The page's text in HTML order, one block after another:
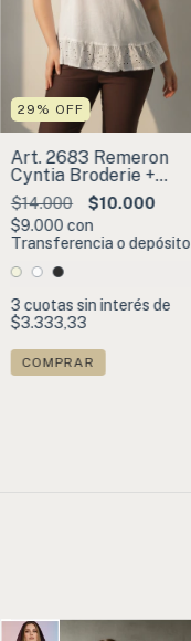
29 % OFF
Art. 2683 Remeron
Cyntia Broderie +
Algodon
$14.000 $10.000
$9.000 con
Transferencia o depósito
3 cuotas sin interés de
$3.333,33
COMPRAR